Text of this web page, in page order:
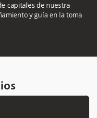
capitales de nuestra
y guía en la toma